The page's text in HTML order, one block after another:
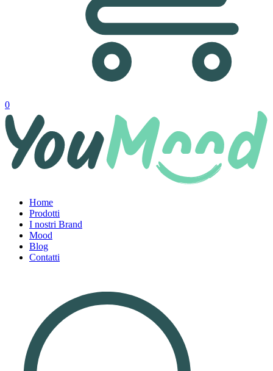
0
Home
Prodotti
I nostri Brand
Mood
Blog
Contatti